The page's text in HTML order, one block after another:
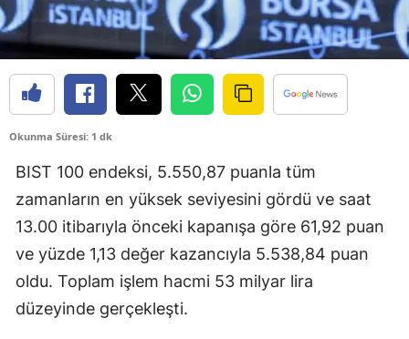
Bursa
Çanakkale
Çankırı
Denizli
Edirne
Elazığ
Okunma Süresi: 1 dk
BIST 100 endeksi, 5.550,87 puanla tüm
zamanların en yüksek seviyesini gördü ve saat
13.00 itibarıyla önceki kapanışa göre 61,92 puan
ve yüzde 1,13 değer kazancıyla 5.538,84 puan
oldu. Toplam işlem hacmi 53 milyar lira
düzeyinde gerçekleşti.